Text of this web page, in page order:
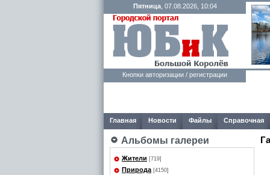
Пятница, 07.08.2026, 10:04
Кнопки авторизации / регистрации
Главная Новости Файлы Справочная
Альбомы галереи
Жители [719]
Природа [4150]